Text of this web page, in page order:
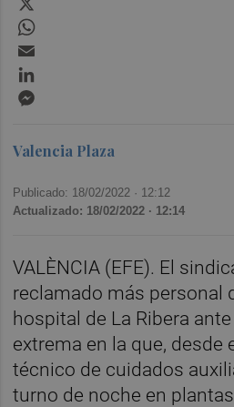
Valencia Plaza
Publicado: 18/02/2022 · 12:12
Actualizado: 18/02/2022 · 12:14
VALÈNCIA (EFE). El
reclamado más personal
hospital de La Ribera
extrema en la que, desde
técnico de cuidados
turno de noche en